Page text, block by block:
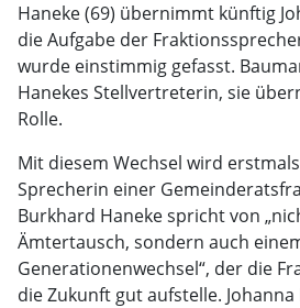
Haneke (69) übernimmt künftig
die Aufgabe der
wurde einstimmig gefasst.
Hanekes Stellvertreterin, sie
Rolle.
Mit diesem Wechsel wird
Sprecherin einer
Burkhard Haneke spricht von
Ämtertausch, sondern auch
Generationenwechsel“, der die
die Zukunft gut aufstelle.